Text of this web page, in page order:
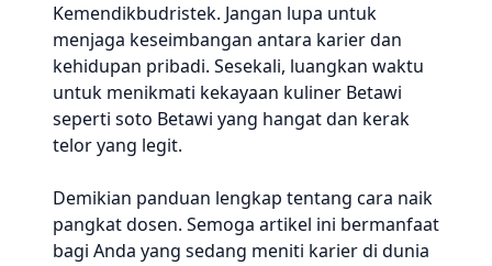
Kemendikbudristek. Jangan lupa untuk
menjaga keseimbangan antara karier dan
kehidupan pribadi. Sesekali, luangkan waktu
untuk menikmati kekayaan kuliner Betawi
seperti soto Betawi yang hangat dan kerak
telor yang legit.
Demikian panduan lengkap tentang cara naik
pangkat dosen. Semoga artikel ini bermanfaat
bagi Anda yang sedang meniti karier di dunia